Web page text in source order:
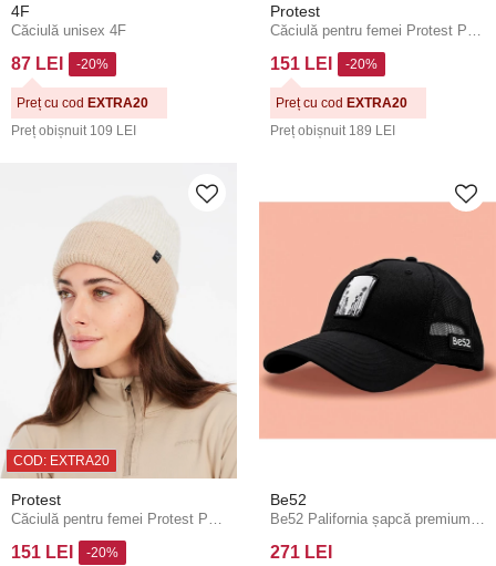
4F
Căciulă unisex 4F
87 LEI
Preț obișnuit 109 LEI
-20%
Preț cu cod EXTRA20
Protest
151 LEI
Preț obișnuit 189 LEI
-20%
Preț cu cod EXTRA20
COD: EXTRA20
Protest
151 LEI -20%
Be52
271 LEI